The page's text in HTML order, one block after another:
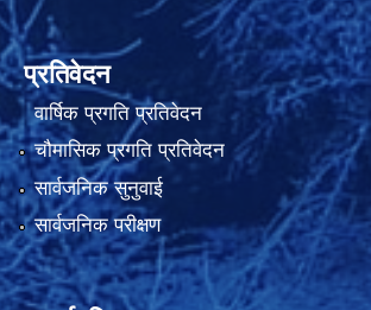
प्रतिवेदन
वार्षिक प्रगति प्रतिवेदन
चौमासिक प्रगति प्रतिवेदन
सार्वजनिक सुनुवाई
सार्वजनिक परीक्षण